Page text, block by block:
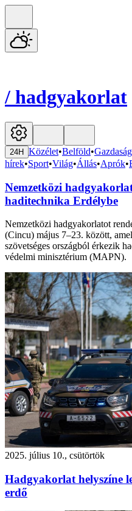
/ hadgyakorlat
24H Közélet•Belföld•Gazdaság
hírek•Sport•Világ•Állás•Aprók•
Nemzetközi
haditechnika Erdélybe
Nemzetközi hadgyakorlatot
(Cincu) május 7–23. között,
szövetséges országból érkezik
védelmi minisztérium (MAPN).
2025. július 10., csütörtök
Hadgyakorlat helyszíne
erdő